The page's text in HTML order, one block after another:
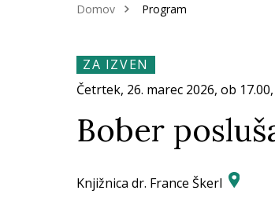
Domov Program
ZA IZVEN
Četrtek, 26. marec 2026, ob 17.00
Bober
Knjižnica dr. France Škerl